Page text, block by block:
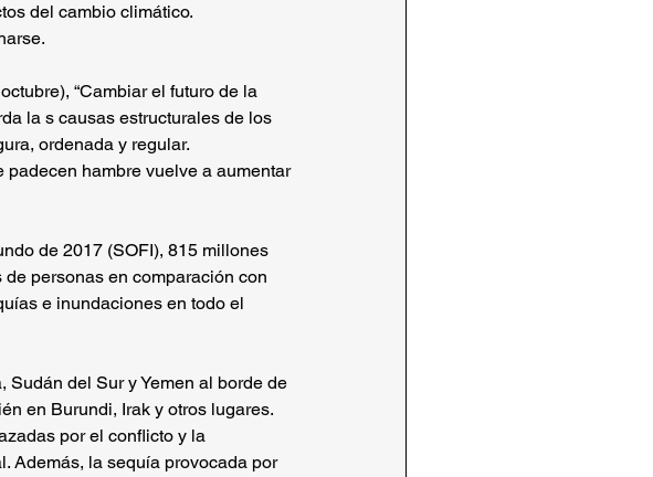
del cambio climático.
“Cambiar el futuro de la
la s causas estructurales de los
ordenada y regular.
padecen hambre vuelve a aumentar
de 2017 (SOFI), 815 millones
personas en comparación con
e inundaciones en todo el
del Sur y Yemen al borde de
en Burundi, Irak y otros lugares.
por el conflicto y la
Además, la sequía provocada por